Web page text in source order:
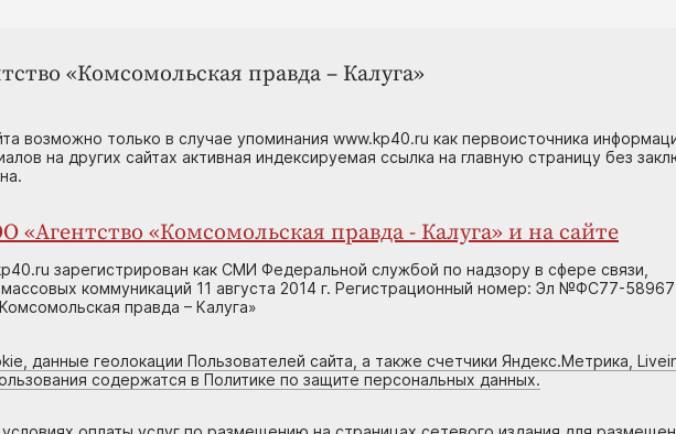
«Комсомольская правда – Калуга»
возможно только в случае упоминания www.kp40.ru как первоисточника
на других сайтах активная индексируемая ссылка на главную страницу без
«Агентство «Комсомольская правда - Калуга» и на сайте
зарегистрирован как СМИ Федеральной службой по надзору в сфере связи,
коммуникаций 11 августа 2014 г. Регистрационный номер: Эл №ФС77-58967
правда – Калуга»
данные геолокации Пользователей сайта, а также счетчики Яндекс.Метрика,
содержатся в Политике по защите персональных данных.